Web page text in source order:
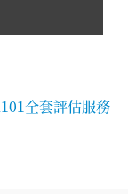
全套評估服務